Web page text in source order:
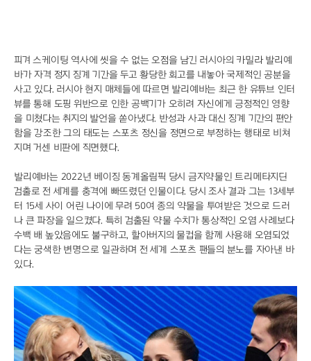
피겨 스케이팅 역사에 씻을 수 없는 오점을 남긴 러시아의 카밀라 발리예
바가 자격 정지 징계 기간을 두고 황당한 회고를 내놓아 국제적인 공분을
사고 있다. 러시아 현지 매체들에 따르면 발리예바는 최근 한 유튜브 인터
뷰를 통해 도핑 위반으로 인한 공백기가 오히려 자신에게 긍정적인 영향
을 미쳤다는 취지의 발언을 쏟아냈다. 반성과 사과 대신 징계 기간의 편안
함을 강조한 그의 태도는 스포츠 정신을 정면으로 부정하는 행태로 비쳐
지며 거센 비판에 직면했다.
발리예바는 2022년 베이징 동계올림픽 당시 금지약물인 트리메타지딘
검출로 전 세계를 충격에 빠뜨렸던 인물이다. 당시 조사 결과 그는 13세부
터 15세 사이 어린 나이에 무려 50여 종의 약물을 투여받은 것으로 드러
나 큰 파장을 일으켰다. 특히 검출된 약물 수치가 통상적인 오염 사례보다
수백 배 높았음에도 불구하고, 할아버지의 물컵을 함께 사용해 오염되었
다는 궁색한 변명으로 일관하며 전 세계 스포츠 팬들의 분노를 자아낸 바
있다.